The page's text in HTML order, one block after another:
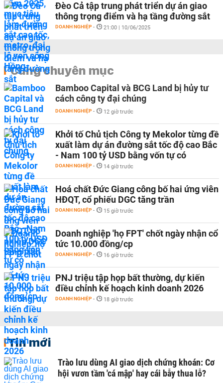
Đèo Cả tập trung phát triển dự án giao
thông trọng điểm và hạ tầng đường sắt
DOANH NGHIỆP - 21:00 | 10/06/2025
Cùng chuyên mục
Bamboo Capital và BCG Land bị hủy tư
cách công ty đại chúng
DOANH NGHIỆP - 12 giờ trước
Khởi tố Chủ tịch Công ty Mekolor từng đề
xuất làm dự án đường sắt tốc độ cao Bắc
- Nam 100 tỷ USD bằng vốn tự có
DOANH NGHIỆP - 14 giờ trước
Hoá chất Đức Giang công bố hai ứng viên
HĐQT, cổ phiếu DGC tăng trần
DOANH NGHIỆP - 15 giờ trước
Doanh nghiệp 'họ FPT' chốt ngày nhận cổ
tức 10.000 đồng/cp
DOANH NGHIỆP - 16 giờ trước
PNJ triệu tập họp bất thường, dự kiến
điều chỉnh kế hoạch kinh doanh 2026
DOANH NGHIỆP - 18 giờ trước
Tin mới
Trào lưu dùng AI giao dịch chứng khoán: Cơ
hội vươn tầm 'cá mập' hay cái bẫy thua lỗ?